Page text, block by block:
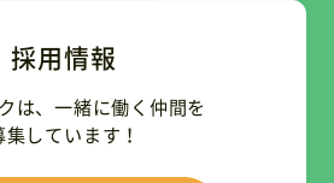
採用情報
は、一緒に働く仲間を
集しています！